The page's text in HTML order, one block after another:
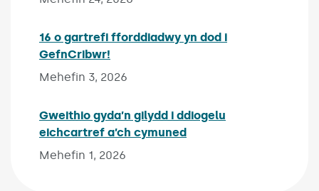
16 o gartrefi fforddiadwy yn dod i
GefnCribwr!
Mehefin 3, 2026
Gweithio gyda’n gilydd i ddiogelu
eichcartref a’ch cymuned
Mehefin 1, 2026